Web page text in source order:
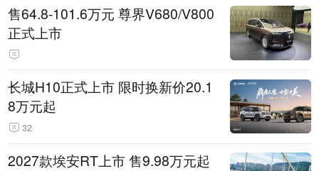
售64.8-101.6万元 尊界V680/V800
正式上市
长城H10正式上市 限时换新价20.1
8万元起
32
2027款埃安RT上市 售9.98万元起